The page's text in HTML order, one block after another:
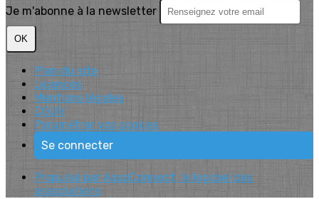
Je m'abonne à la newsletter
OK
Plan du site
Licences
Mentions légales
CGUV
Paramétrer vos cookies
Se connecter
Propulsé par AssoConnect, le logiciel des
associations